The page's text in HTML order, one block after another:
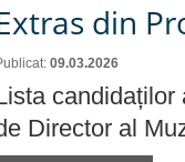
din
09.03.2026
candidaților
Director al